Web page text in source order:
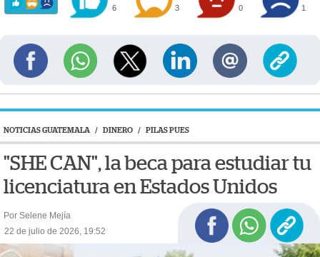
6 3 0 1
NOTICIAS GUATEMALA / DINERO / PILAS PUES
"SHE CAN", la beca para estudiar tu
licenciatura en Estados Unidos
Por Selene Mejía
22 de julio de 2026, 19:52